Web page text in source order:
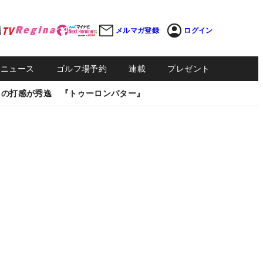
メルマガ登録 ログイン
ュース ゴルフ場予約 連載 プレゼント
打感が秀逸 『トゥーロンパター』